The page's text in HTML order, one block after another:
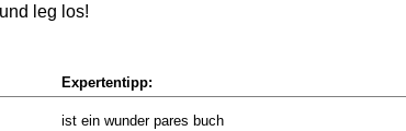
und leg los!
Expertentipp:
ist ein wunder pares buch